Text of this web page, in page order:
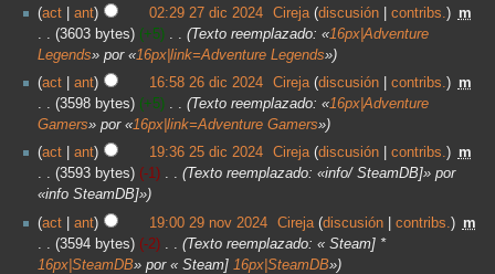
act
ant 02:29 27 dic 2024 Cireja discusión contribs.
m
3603 bytes
+5 Texto reemplazado: «16px|Adventure
Legends» por «16px|link=Adventure Legends»
act
ant 16:58 26 dic 2024 Cireja discusión contribs.
m
3598 bytes
+5 Texto reemplazado: «16px|Adventure
Gamers» por «16px|link=Adventure Gamers»
act
ant 19:36 25 dic 2024 Cireja discusión contribs.
m
3593 bytes
-1
Texto reemplazado: «info/ SteamDB]» por
«info SteamDB]»
act
ant 19:00 29 nov 2024 Cireja discusión contribs.
m
3594 bytes
-2
Texto reemplazado: « Steam] *
16px|SteamDB» por « Steam] 16px|SteamDB»